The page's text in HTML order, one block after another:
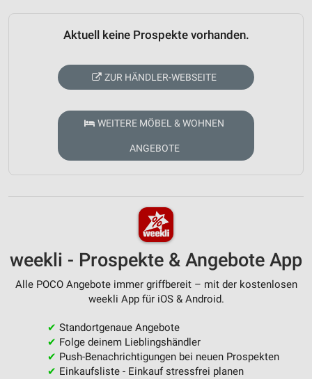
Aktuell keine Prospekte vorhanden.
ZUR HÄNDLER-WEBSEITE
WEITERE MÖBEL & WOHNEN
ANGEBOTE
weekli - Prospekte & Angebote App
Alle POCO Angebote immer griffbereit – mit der kostenlosen
weekli App für iOS & Android.
✔ Standortgenaue Angebote
✔ Folge deinem Lieblingshändler
✔ Push-Benachrichtigungen bei neuen Prospekten
✔ Einkaufsliste - Einkauf stressfrei planen